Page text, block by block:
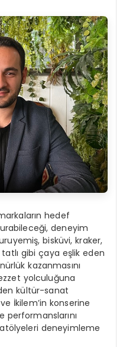
hedef
deneyim
bisküvi, kraker,
gibi çaya eşlik eden
kazanmasını
yolculuğuna
kültür-sanat
İkilem’in konserine
performanslarını
deneyimleme